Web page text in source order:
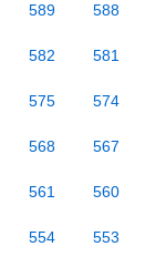
589 588
582 581
575 574
568 567
561 560
554 553